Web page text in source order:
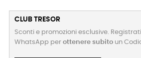
CLUB TRESOR
Sconti e promozioni esclusive.
WhatsApp per ottenere subito un